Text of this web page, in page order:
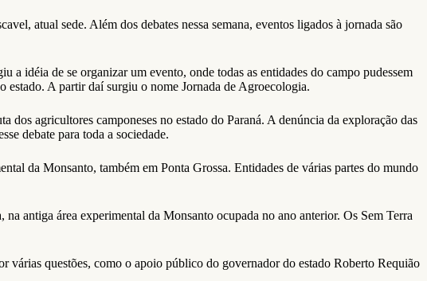
atual sede. Além dos debates nessa semana, eventos ligados à jornada são
idéia de se organizar um evento, onde todas as entidades do campo pudessem
estado. A partir daí surgiu o nome Jornada de Agroecologia.
agricultores camponeses no estado do Paraná. A denúncia da exploração das
debate para toda a sociedade.
da Monsanto, também em Ponta Grossa. Entidades de várias partes do mundo
antiga área experimental da Monsanto ocupada no ano anterior. Os Sem Terra
várias questões, como o apoio público do governador do estado Roberto Requião